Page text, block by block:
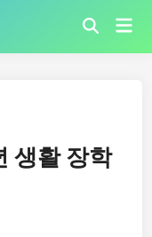
Open
생활 장학